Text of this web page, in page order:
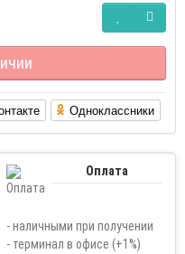
Одноклассники
Оплата
- наличными при получении
- терминал в офисе (+1%)